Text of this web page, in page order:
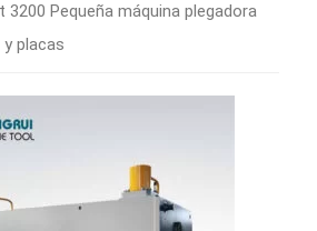
3200 Pequeña máquina plegadora
placas